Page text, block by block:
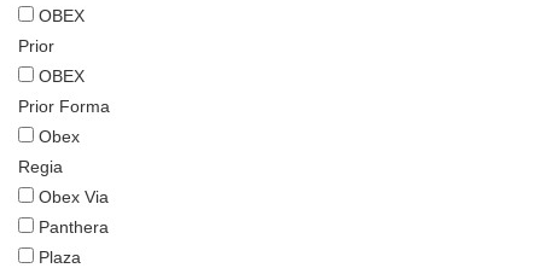
OBEX
Prior
OBEX
Prior Forma
Obex
Regia
Obex Via
Panthera
Plaza